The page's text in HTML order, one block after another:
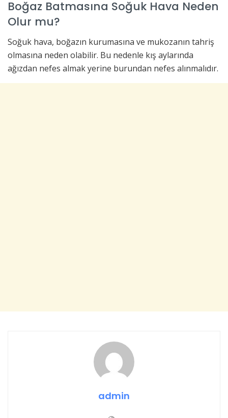
Boğaz Batmasına Soğuk Hava Neden
Olur mu?
Soğuk hava, boğazın kurumasına ve mukozanın tahriş
olmasına neden olabilir. Bu nedenle kış aylarında
ağızdan nefes almak yerine burundan nefes alınmalıdır.
admin